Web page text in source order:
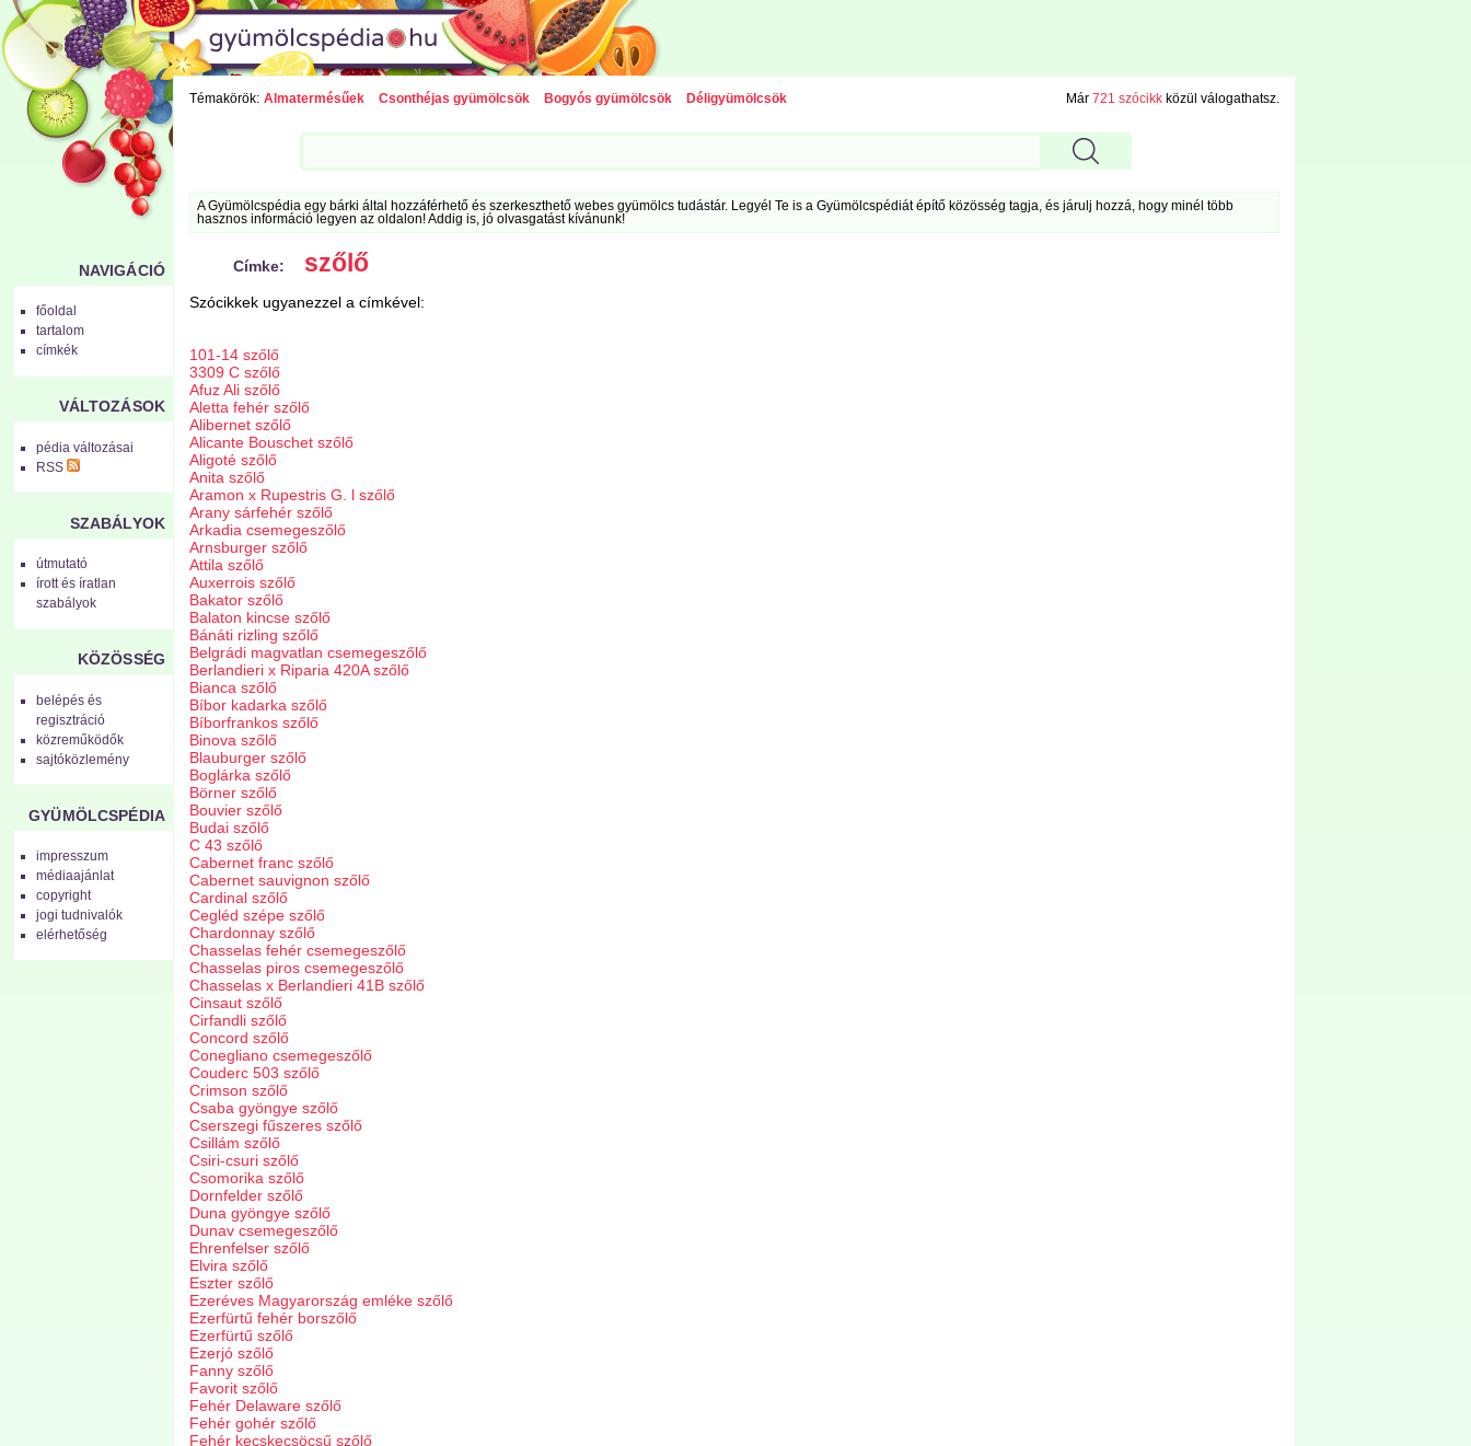
NAVIGÁCIÓ
főoldal
tartalom
címkék
VÁLTOZÁSOK
pédia változásai
RSS
SZABÁLYOK
útmutató
írott és íratlan
szabályok
KÖZÖSSÉG
belépés és
regisztráció
közreműködők
sajtóközlemény
GYÜMÖLCSPÉDIA
impresszum
médiaajánlat
copyright
jogi tudnivalók
elérhetőség
Témakörök: Almatermésűek Csonthéjas gyümölcsök Bogyós gyümölcsök Déligyümölcsök Már 721 szócikkközül válogathatsz.
A Gyümölcspédia egy bárki által hozzáférhető és szerkeszthető webes gyümölcs tudástár. Legyél Te is a Gyümölcspédiát építő közösség tagja, és járulj hozzá, hogy minél több
hasznos információ legyen az oldalon! Addig is, jó olvasgatást kívánunk!
Címke: szőlő
Szócikkek ugyanezzel a címkével:
101-14 szőlő
3309 C szőlő
Afuz Ali szőlő
Aletta fehér szőlő
Alibernet szőlő
Alicante Bouschet szőlő
Aligoté szőlő
Anita szőlő
Aramon x Rupestris G. l szőlő
Arany sárfehér szőlő
Arkadia csemegeszőlő
Arnsburger szőlő
Attila szőlő
Auxerrois szőlő
Bakator szőlő
Balaton kincse szőlő
Bánáti rizling szőlő
Belgrádi magvatlan csemegeszőlő
Berlandieri x Riparia 420A szőlő
Bianca szőlő
Bíbor kadarka szőlő
Bíborfrankos szőlő
Binova szőlő
Blauburger szőlő
Boglárka szőlő
Börner szőlő
Bouvier szőlő
Budai szőlő
C 43 szőlő
Cabernet franc szőlő
Cabernet sauvignon szőlő
Cardinal szőlő
Cegléd szépe szőlő
Chardonnay szőlő
Chasselas fehér csemegeszőlő
Chasselas piros csemegeszőlő
Chasselas x Berlandieri 41B szőlő
Cinsaut szőlő
Cirfandli szőlő
Concord szőlő
Conegliano csemegeszőlő
Couderc 503 szőlő
Crimson szőlő
Csaba gyöngye szőlő
Cserszegi fűszeres szőlő
Csillám szőlő
Csiri-csuri szőlő
Csomorika szőlő
Dornfelder szőlő
Duna gyöngye szőlő
Dunav csemegeszőlő
Ehrenfelser szőlő
Elvira szőlő
Eszter szőlő
Ezeréves Magyarország emléke szőlő
Ezerfürtű fehér borszőlő
Ezerfürtű szőlő
Ezerjó szőlő
Fanny szőlő
Favorit szőlő
Fehér Delaware szőlő
Fehér gohér szőlő
Fehér kecskecsöcsű szőlő